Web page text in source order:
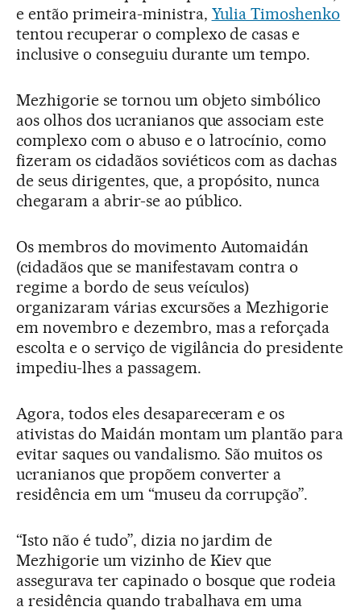
e então primeira-ministra, Yulia Timoshenko
tentou recuperar o complexo de casas e
inclusive o conseguiu durante um tempo.
Mezhigorie se tornou um objeto simbólico
aos olhos dos ucranianos que associam este
complexo com o abuso e o latrocínio, como
fizeram os cidadãos soviéticos com as dachas
de seus dirigentes, que, a propósito, nunca
chegaram a abrir-se ao público.
Os membros do movimento Automaidán
(cidadãos que se manifestavam contra o
regime a bordo de seus veículos)
organizaram várias excursões a Mezhigorie
em novembro e dezembro, mas a reforçada
escolta e o serviço de vigilância do presidente
impediu-lhes a passagem.
Agora, todos eles desapareceram e os
ativistas do Maidán montam um plantão para
evitar saques ou vandalismo. São muitos os
ucranianos que propõem converter a
residência em um “museu da corrupção”.
“Isto não é tudo”, dizia no jardim de
Mezhigorie um vizinho de Kiev que
assegurava ter capinado o bosque que rodeia
a residência quando trabalhava em uma